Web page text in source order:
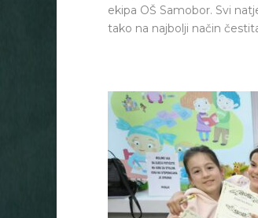
ekipa OŠ Samobor. Svi
tako na najbolji način